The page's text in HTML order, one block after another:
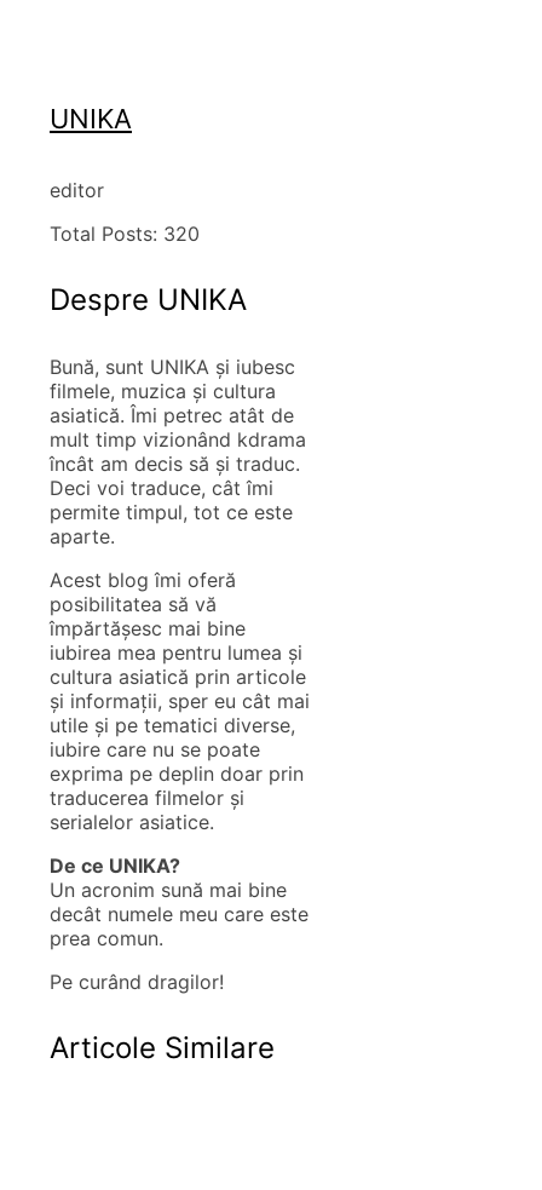
UNIKA
editor
Total Posts: 320
Despre UNIKA
Bună, sunt UNIKA și iubesc
filmele, muzica și cultura
asiatică. Îmi petrec atât de
mult timp vizionând kdrama
încât am decis să și traduc.
Deci voi traduce, cât îmi
permite timpul, tot ce este
aparte.
Acest blog îmi oferă
posibilitatea să vă
împărtășesc mai bine
iubirea mea pentru lumea și
cultura asiatică prin articole
și informații, sper eu cât mai
utile și pe tematici diverse,
iubire care nu se poate
exprima pe deplin doar prin
traducerea filmelor și
serialelor asiatice.
De ce UNIKA?
Un acronim sună mai bine
decât numele meu care este
prea comun.
Pe curând dragilor!
Articole Similare